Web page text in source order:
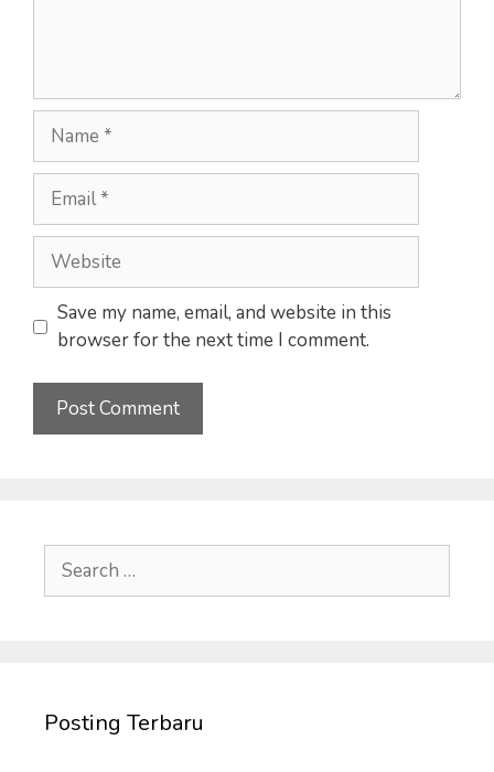
Name
Email
Website
Save my name, email, and website in this
browser for the next time I comment.
Search
for:
Posting Terbaru